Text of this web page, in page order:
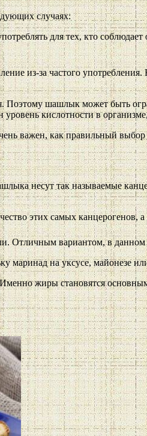
случаях:
для тех, кто
из-за частого
Поэтому шашлык может быть
кислотности в
важен, как правильный
несут так называемые
этих самых канцерогенов,
Отличным вариантом, в данном
на уксусе, майонезе
жиры становятся